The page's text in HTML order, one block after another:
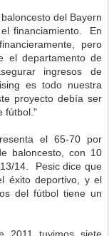
del Bayern
financiamiento. En
pero
el departamento de
ingresos de
es todo nuestra
proyecto debía ser
fútbol."
el 65-70 por
baloncesto, con 10
14. Pesic dice que
éxito deportivo, y el
del fútbol tiene un